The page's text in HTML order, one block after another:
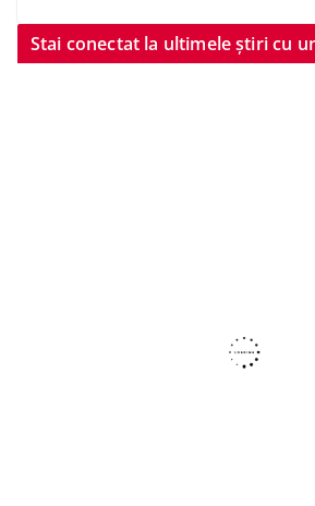
Stai conectat la ultimele știri cu